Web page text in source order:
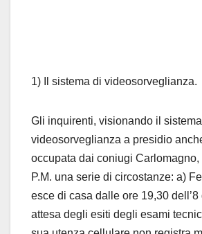
1) Il sistema di videosorveglianza.
Gli inquirenti, visionando il
videosorveglianza a presidio
occupata dai coniugi Carlomagno,
P.M. una serie di circostanze: a)
esce di casa dalle ore 19,30
attesa degli esiti degli esami